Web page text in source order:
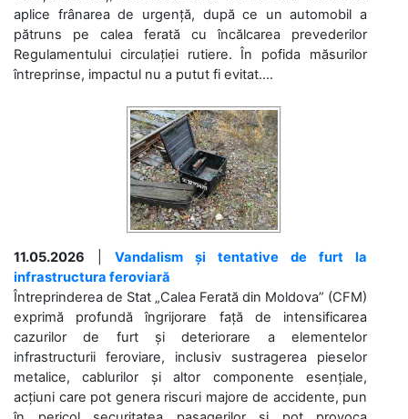
aplice frânarea de urgență, după ce un automobil a
pătruns pe calea ferată cu încălcarea prevederilor
Regulamentului circulației rutiere. În pofida măsurilor
întreprinse, impactul nu a putut fi evitat....
11.05.2026
Vandalism și tentative de furt la
infrastructura feroviară
Întreprinderea de Stat „Calea Ferată din Moldova” (CFM)
exprimă profundă îngrijorare față de intensificarea
cazurilor de furt și deteriorare a elementelor
infrastructurii feroviare, inclusiv sustragerea pieselor
metalice, cablurilor și altor componente esențiale,
acțiuni care pot genera riscuri majore de accidente, pun